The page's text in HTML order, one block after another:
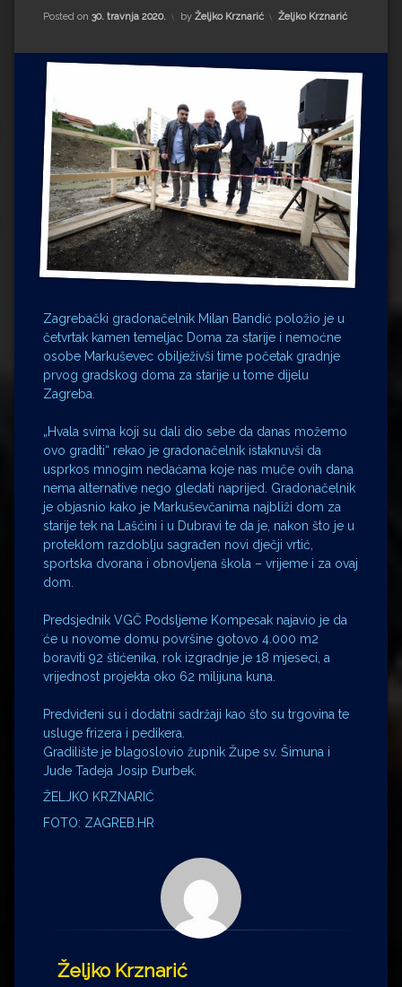
Matea Andrić
Ljiljana Lekanić-Kljaić
Željko Krznarić
Mario Lovreković
Miroslav Šantek
Posted on 30. travnja 2020. by Željko Krznarić Kategorije:
Željko Krznarić
Zagrebački gradonačelnik Milan Bandić položio je u
četvrtak kamen temeljac Doma za starije i nemoćne
osobe Markuševec obilježivši time početak gradnje
prvog gradskog doma za starije u tome dijelu
Zagreba.
„Hvala svima koji su dali dio sebe da danas možemo
ovo graditi“ rekao je gradonačelnik istaknuvši da
usprkos mnogim nedaćama koje nas muče ovih dana
nema alternative nego gledati naprijed. Gradonačelnik
je objasnio kako je Markuševčanima najbliži dom za
starije tek na Lašćini i u Dubravi te da je, nakon što je u
proteklom razdoblju sagrađen novi dječji vrtić,
sportska dvorana i obnovljena škola – vrijeme i za ovaj
dom.
Predsjednik VGČ Podsljeme Kompesak najavio je da
će u novome domu površine gotovo 4.000 m2
boraviti 92 štićenika, rok izgradnje je 18 mjeseci, a
vrijednost projekta oko 62 milijuna kuna.
Predviđeni su i dodatni sadržaji kao što su trgovina te
usluge frizera i pedikera.
Gradilište je blagoslovio župnik Župe sv. Šimuna i
Jude Tadeja Josip Đurbek.
ŽELJKO KRZNARIĆ
FOTO: ZAGREB.HR
Željko Krznarić